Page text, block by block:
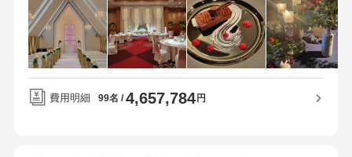
きよかったです。キャンドルサービスは追加演出をしました。
他に5件程下見に行きましたが、どこも同じくらいの費用でし
た。相談にも乗っていただき、価格協力もしていただきまし
た。席札、席次表、招待状を手作りしました。魚料理、肉料
理、デザートもとても好評でフランベサービスもとても盛り上
がりました。地下鉄からすぐなので遠方からのゲストもスムー
費用明細 99名 4,657,784円